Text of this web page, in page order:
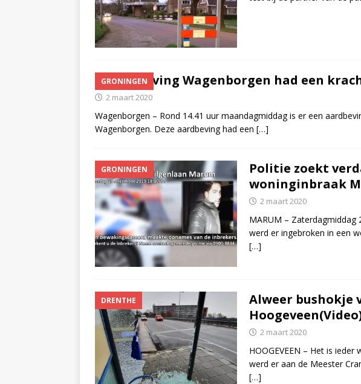
GRONINGEN
Aardbeving Wagenborgen had een
2 maart 2020
Wagenborgen – Rond 14.41 uur maandagmiddag is er een
Wagenborgen. Deze aardbeving had een […]
GRONINGEN
Politie zoekt
woninginbraak
2 maart 2020
MARUM – Zaterdagmiddag
werd er ingebroken in een
[…]
DRENTHE
Alweer bushokje
2 maart 2020
HOOGEVEEN – Het is
werd er aan de Meester
[…]